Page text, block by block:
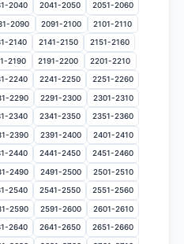
2040 2041-2050 2051-2060
2090 2091-2100 2101-2110
2140 2141-2150 2151-2160
2190 2191-2200 2201-2210
2240 2241-2250 2251-2260
2290 2291-2300 2301-2310
2340 2341-2350 2351-2360
2390 2391-2400 2401-2410
2440 2441-2450 2451-2460
2490 2491-2500 2501-2510
2540 2541-2550 2551-2560
2590 2591-2600 2601-2610
2640 2641-2650 2651-2660